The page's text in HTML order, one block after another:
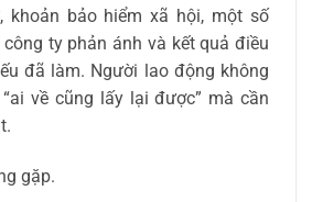
khoản bảo hiểm xã hội, một số
ty phản ánh và kết quả điều
đã làm. Người lao động không
về cũng lấy lại được” mà cần
gặp.